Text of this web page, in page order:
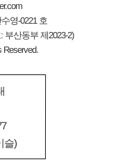
영-0221 호
부산동부 제2023-2)
Reserved.
슬)